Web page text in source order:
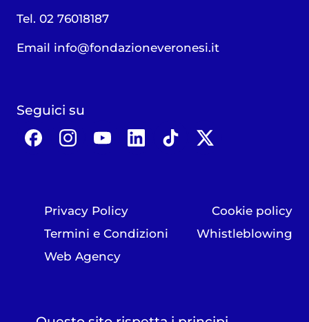
Tel. 02 76018187
Email info@fondazioneveronesi.it
Seguici su
Privacy Policy
Cookie policy
Termini e Condizioni
Whistleblowing
Web Agency